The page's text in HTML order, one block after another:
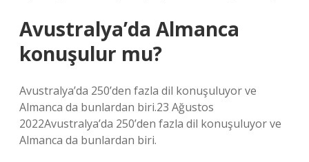
Avustralya’da Almanca
konuşulur mu?
Avustralya’da 250’den fazla dil konuşuluyor ve
Almanca da bunlardan biri.23 Ağustos
2022Avustralya’da 250’den fazla dil konuşuluyor ve
Almanca da bunlardan biri.